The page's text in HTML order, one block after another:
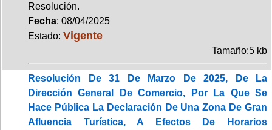
Resolución.
Fecha: 08/04/2025
Estado: Vigente
Tamaño:5 kb
Resolución De 31 De Marzo De 2025, De La
Dirección General De Comercio, Por La Que Se
Hace Pública La Declaración De Una Zona De Gran
Afluencia Turística, A Efectos De Horarios